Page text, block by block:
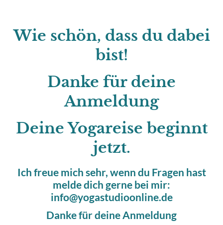
Wie schön, dass du dabei
bist!
Danke für deine
Anmeldung
Deine Yogareise beginnt
jetzt.
Ich freue mich sehr, wenn du Fragen hast
melde dich gerne bei mir:
info@yogastudioonline.de
Danke für deine Anmeldung